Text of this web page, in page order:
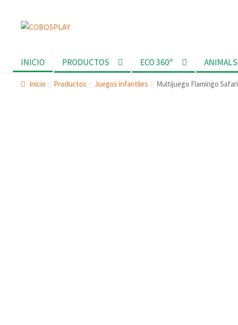
Ir
navegación
Ir
INICIO PRODUCTOS ECO 360º ANIMALS
Inicio Productos Juegos infantiles Multijuego Flamingo Safari